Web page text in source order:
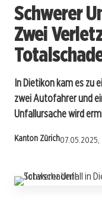
Schwerer
Zwei
In Dietikon kam es zu
zwei Autofahrer und
Unfallursache wird
Kanton Zürich